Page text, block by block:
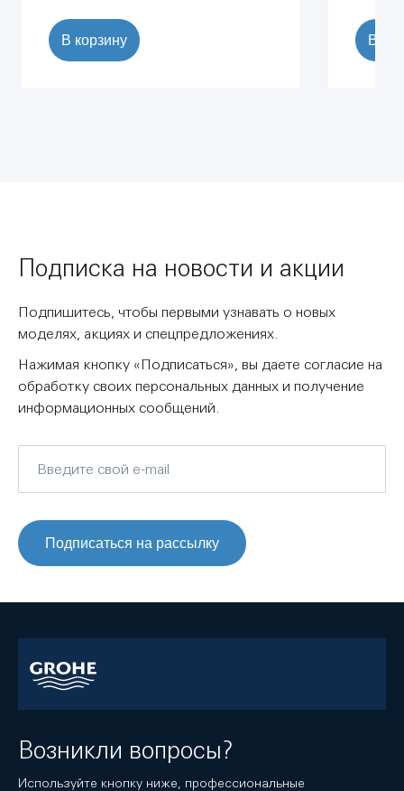
В корзину В
Подписка на новости и акции
Подпишитесь, чтобы первыми узнавать о новых
моделях, акциях и спецпредложениях.
Нажимая кнопку «Подписаться», вы даете согласие на
обработку своих персональных данных и получение
информационных сообщений.
Подписаться на рассылку
Возникли вопросы?
Используйте кнопку ниже, профессиональные